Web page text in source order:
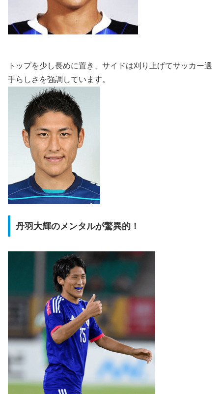
トップを少し長めに置き、サイドは刈り上げてサッカー選
手らしさを強調しています。
丹羽大輝のメンタルが驚異的！